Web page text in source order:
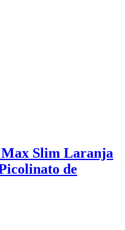
Slim Laranja
de